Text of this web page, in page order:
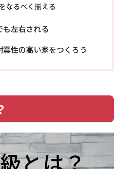
なるべく揃える
も左右される
性の高い家をつくろう